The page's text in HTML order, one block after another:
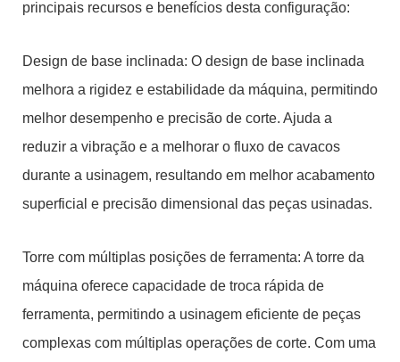
principais recursos e benefícios desta configuração:
Design de base inclinada: O design de base inclinada
melhora a rigidez e estabilidade da máquina, permitindo
melhor desempenho e precisão de corte. Ajuda a
reduzir a vibração e a melhorar o fluxo de cavacos
durante a usinagem, resultando em melhor acabamento
superficial e precisão dimensional das peças usinadas.
Torre com múltiplas posições de ferramenta: A torre da
máquina oferece capacidade de troca rápida de
ferramenta, permitindo a usinagem eficiente de peças
complexas com múltiplas operações de corte. Com uma